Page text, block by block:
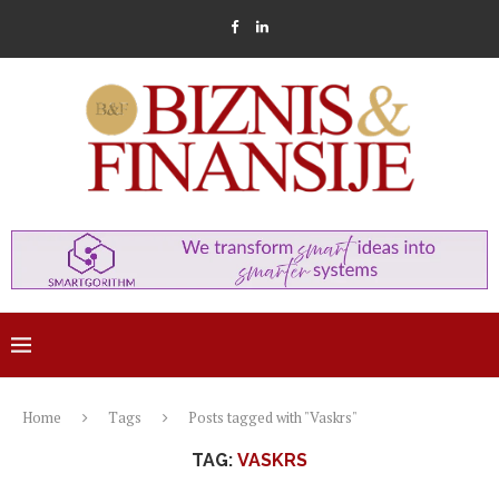
Home Tags Posts tagged with "Vaskrs"
TAG: VASKRS